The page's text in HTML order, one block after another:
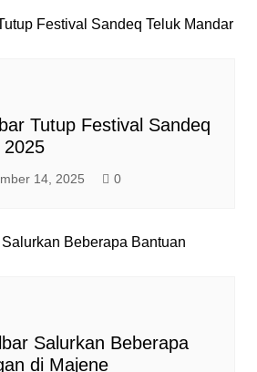
Tutup Festival Sandeq
2025
14, 2025 0
Salurkan Beberapa
di Majene